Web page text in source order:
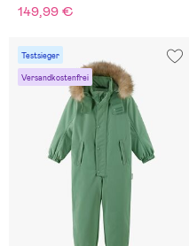
149,99 €
Testsieger
Versandkostenfrei